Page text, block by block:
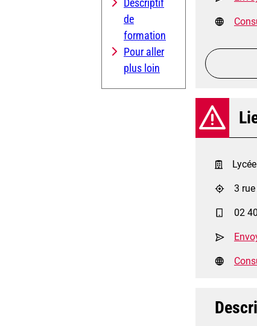
Descriptif
de
formation
Pour aller
plus loin
3
02